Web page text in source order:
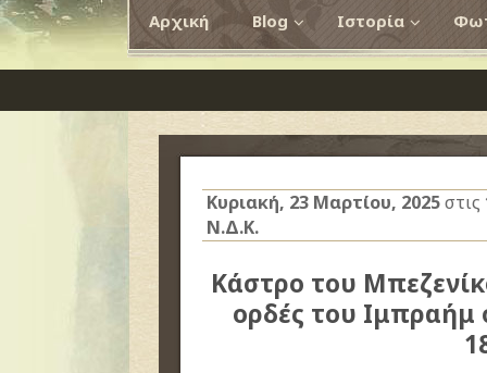
Αρχική Blog Ιστορία
Κυριακή, 23 Μαρτίου, 2025στις
Ν.Δ.Κ.
Κάστρο του
ορδές του